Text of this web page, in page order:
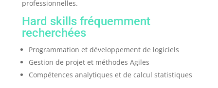
professionnelles.
Hard skills fréquemment
recherchées
Programmation et développement de logiciels
Gestion de projet et méthodes Agiles
Compétences analytiques et de calcul statistiques